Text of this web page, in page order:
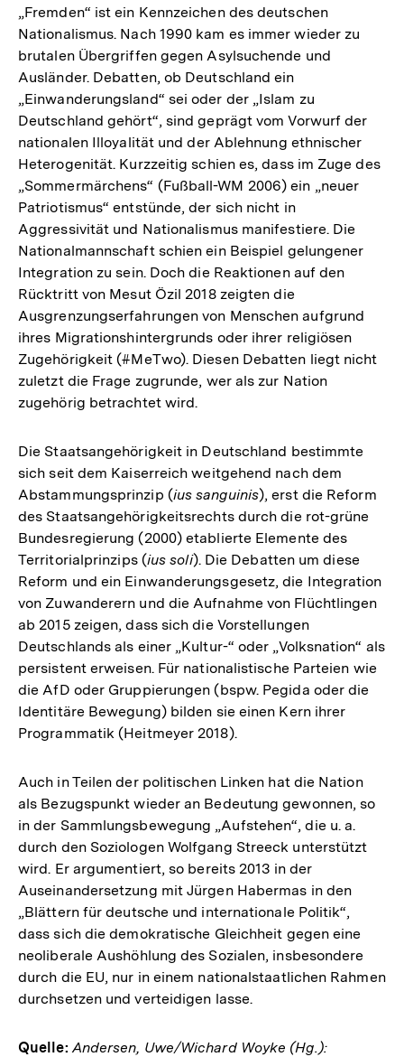
„Fremden“ ist ein Kennzeichen des deutschen
Nationalismus. Nach 1990 kam es immer wieder zu
brutalen Übergriffen gegen Asylsuchende und
Ausländer. Debatten, ob Deutschland ein
„Einwanderungsland“ sei oder der „Islam zu
Deutschland gehört“, sind geprägt vom Vorwurf der
nationalen Illoyalität und der Ablehnung ethnischer
Heterogenität. Kurzzeitig schien es, dass im Zuge des
„Sommermärchens“ (Fußball-WM 2006) ein „neuer
Patriotismus“ entstünde, der sich nicht in
Aggressivität und Nationalismus manifestiere. Die
Nationalmannschaft schien ein Beispiel gelungener
Integration zu sein. Doch die Reaktionen auf den
Rücktritt von Mesut Özil 2018 zeigten die
Ausgrenzungserfahrungen von Menschen aufgrund
ihres Migrationshintergrunds oder ihrer religiösen
Zugehörigkeit (#MeTwo). Diesen Debatten liegt nicht
zuletzt die Frage zugrunde, wer als zur Nation
zugehörig betrachtet wird.
Die Staatsangehörigkeit in Deutschland bestimmte
sich seit dem Kaiserreich weitgehend nach dem
Abstammungsprinzip (ius sanguinis), erst die Reform
des Staatsangehörigkeitsrechts durch die rot-grüne
Bundesregierung (2000) etablierte Elemente des
Territorialprinzips (ius soli). Die Debatten um diese
Reform und ein Einwanderungsgesetz, die Integration
von Zuwanderern und die Aufnahme von Flüchtlingen
ab 2015 zeigen, dass sich die Vorstellungen
Deutschlands als einer „Kultur-“ oder „Volksnation“ als
persistent erweisen. Für nationalistische Parteien wie
die AfD oder Gruppierungen (bspw. Pegida oder die
Identitäre Bewegung) bilden sie einen Kern ihrer
Programmatik (Heitmeyer 2018).
Auch in Teilen der politischen Linken hat die Nation
als Bezugspunkt wieder an Bedeutung gewonnen, so
in der Sammlungsbewegung „Aufstehen“, die u. a.
durch den Soziologen Wolfgang Streeck unterstützt
wird. Er argumentiert, so bereits 2013 in der
Auseinandersetzung mit Jürgen Habermas in den
„Blättern für deutsche und internationale Politik“,
dass sich die demokratische Gleichheit gegen eine
neoliberale Aushöhlung des Sozialen, insbesondere
durch die EU, nur in einem nationalstaatlichen Rahmen
durchsetzen und verteidigen lasse.
Quelle: Andersen, Uwe/Wichard Woyke (Hg.):